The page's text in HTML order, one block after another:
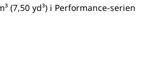
(7,50 yd³) i Performance-serien